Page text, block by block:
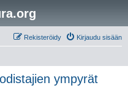
Kirjaudu sisään
Rekisteröidy
ympyrät